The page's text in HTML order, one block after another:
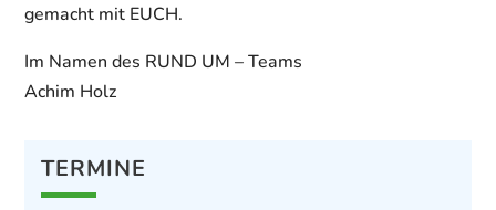
gemacht mit EUCH.
Im Namen des RUND UM – Teams
Achim Holz
TERMINE